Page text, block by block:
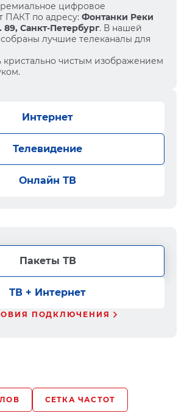
цифровое
ПАКТ по адресу: Фонтанки Реки
Санкт-Петербург. В нашей
лучшие телеканалы для
кристально чистым изображением
Интернет
Телевидение
Онлайн ТВ
Пакеты ТВ
ТВ + Интернет
ПОДКЛЮЧЕНИЯ
СЕТКА ЧАСТОТ